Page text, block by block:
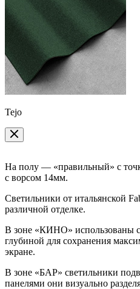
Tejo
На полу — «правильный» с
с ворсом 14мм.
Светильники от итальянской
различной отделке.
В зоне «КИНО» использованы
глубиной для сохранения
экране.
В зоне «БАР» светильники
панелями они визуально